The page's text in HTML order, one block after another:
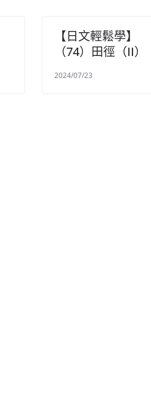
【日文輕鬆學】
（74）田徑（II）
2024/07/23